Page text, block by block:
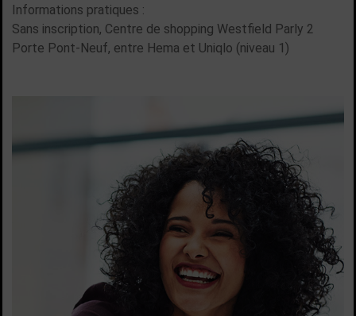
Informations pratiques :
Sans inscription, Centre de shopping Westfield Parly 2
Porte Pont-Neuf, entre Hema et Uniqlo (niveau 1)